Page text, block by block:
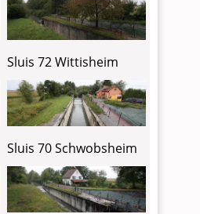
Sluis 72 Wittisheim
Sluis 70 Schwobsheim